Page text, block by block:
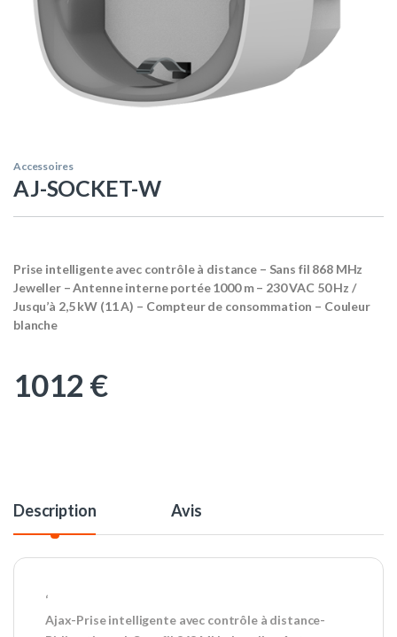
Accessoires
AJ-SOCKET-W
Prise intelligente avec contrôle à distance – Sans fil 868 MHz
Jeweller – Antenne interne portée 1000 m – 230 VAC 50 Hz /
Jusqu’à 2,5 kW (11 A) – Compteur de consommation – Couleur
blanche
1012 €
Description Avis
‘
Ajax-Prise intelligente avec contrôle à distance-